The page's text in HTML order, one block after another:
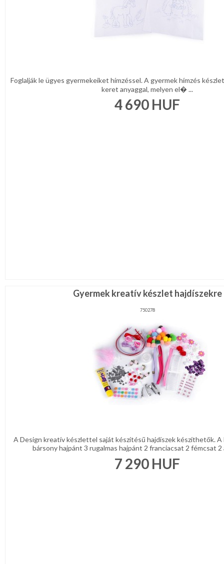
Foglalják le ügyes gyermekeiket hímzéssel. A gyermek hímzés
keret anyaggal, melyen el� ...
4 690 HUF
Gyermek kreatív készlet hajdíszekre
750278
A Design kreatív készlettel saját készítésű hajdíszek készíthetők.
bársony hajpánt 3 rugalmas hajpánt 2 franciacsat 2 fémcsat 2
7 290 HUF